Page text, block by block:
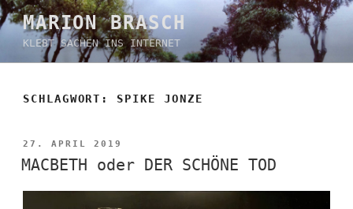
Zum
Inhalt
springen
MARION BRASCH
KLEBT SACHEN INS INTERNET
SCHLAGWORT: SPIKE JONZE
VERÖFFENTLICHT
AM
27. APRIL 2019
MACBETH oder DER SCHÖNE TOD